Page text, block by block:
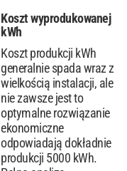
Koszt wyprodukowanej
kWh
Koszt produkcji kWh
generalnie spada wraz z
wielkością instalacji, ale
nie zawsze jest to
optymalne rozwiązanie
ekonomiczne
odpowiadają dokładnie
produkcji 5000 kWh.